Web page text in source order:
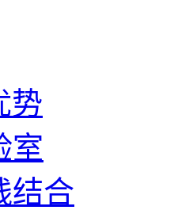
势
室
结合